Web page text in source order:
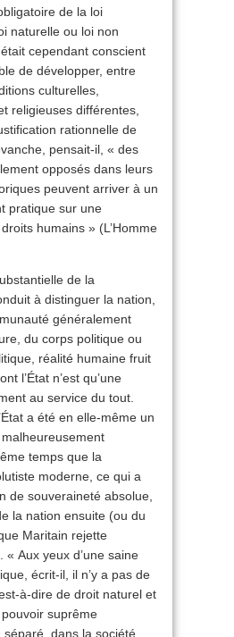
de la loi
naturelle ou loi non
cependant conscient
de développer, entre
culturelles,
religieuses différentes,
rationnelle de
pensait-il, « des
opposés dans leurs
peuvent arriver à un
pratique sur une
humains » (L’Homme
de la
à distinguer la nation,
généralement
du corps politique ou
réalité humaine fruit
l’État n’est qu’une
au service du tout.
a été en elle-même un
malheureusement
temps que la
moderne, ce qui a
de souveraineté absolue,
la nation ensuite (ou du
Maritain rejette
« Aux yeux d’une saine
écrit-il, il n’y a pas de
à-dire de droit naturel et
suprême
dans la société